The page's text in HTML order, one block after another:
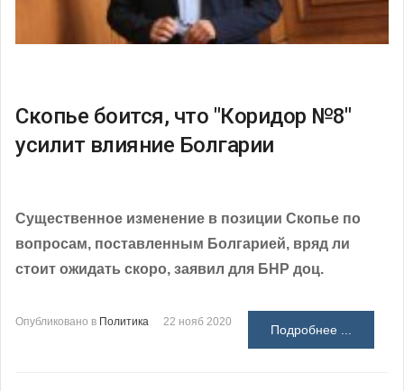
Скопье боится, что "Коридор №8"
усилит влияние Болгарии
Существенное изменение в позиции Скопье по
вопросам, поставленным Болгарией, вряд ли
стоит ожидать скоро, заявил для БНР доц.
Опубликовано в Политика 22 нояб 2020
Подробнее ...